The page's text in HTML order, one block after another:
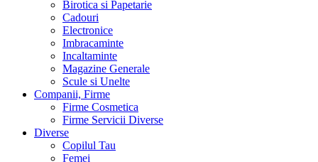
Birotica si Papetarie
Cadouri
Electronice
Imbracaminte
Incaltaminte
Magazine Generale
Scule si Unelte
Companii, Firme
Firme Cosmetica
Firme Servicii Diverse
Diverse
Copilul Tau
Femei